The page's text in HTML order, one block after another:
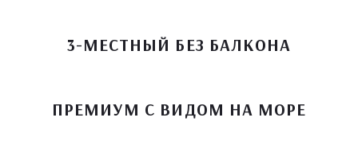
3-МЕСТНЫЙ БЕЗ БАЛКОНА
ПРЕМИУМ С ВИДОМ НА МОРЕ